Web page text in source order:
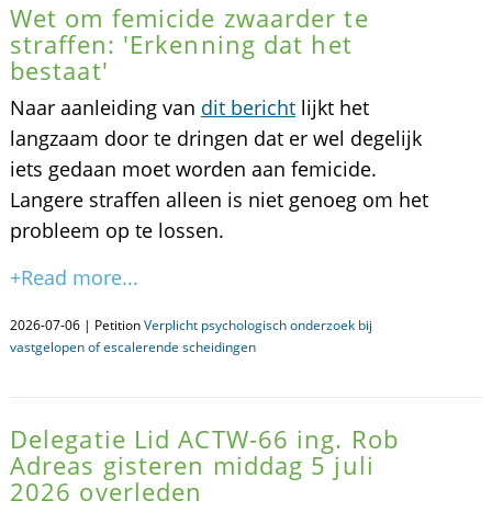
Wet om femicide zwaarder te
straffen: 'Erkenning dat het
bestaat'
Naar aanleiding van dit berichtlijkt het
langzaam door te dringen dat er wel degelijk
iets gedaan moet worden aan femicide.
Langere straffen alleen is niet genoeg om het
probleem op te lossen.
+Read more...
2026-07-06 | PetitionVerplicht psychologisch onderzoek bij
vastgelopen of escalerende scheidingen
Delegatie Lid ACTW-66 ing. Rob
Adreas gisteren middag 5 juli
2026 overleden